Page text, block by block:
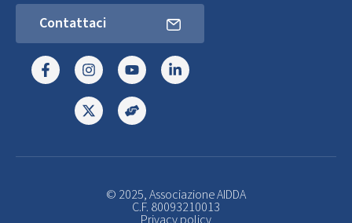
Contattaci
© 2025, Associazione AIDDA
C.F. 80093210013
Privacy policy